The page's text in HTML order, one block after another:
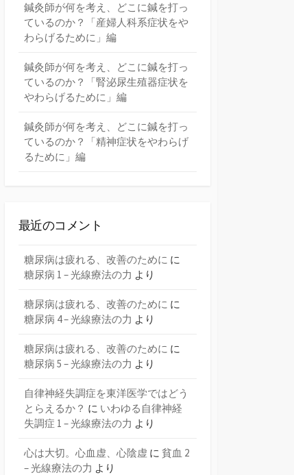
鍼灸師が何を考え、どこに鍼を打っ
ているのか？「産婦人科系症状をや
わらげるために」編
鍼灸師が何を考え、どこに鍼を打っ
ているのか？「腎泌尿生殖器症状を
やわらげるために」編
鍼灸師が何を考え、どこに鍼を打っ
ているのか？「精神症状をやわらげ
るために」編
最近のコメント
糖尿病は疲れる、改善のために に
糖尿病 1 – 光線療法の力 より
糖尿病は疲れる、改善のために に
糖尿病 4 – 光線療法の力 より
糖尿病は疲れる、改善のために に
糖尿病 5 – 光線療法の力 より
自律神経失調症を東洋医学ではどう
とらえるか？ に いわゆる自律神経
失調症 1 – 光線療法の力 より
心は大切。心血虚、心陰虚 に 貧血 2
– 光線療法の力 より